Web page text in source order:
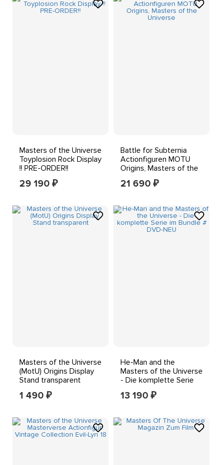
Masters of the Universe
Toyplosion Rock Display
!! PRE-ORDER!!
29 190 ₽
Battle for Subternia
Actionfiguren MOTU
Origins, Masters of the
21 690 ₽
Masters of the Universe
(MotU) Origins Display
Stand transparent
1 490 ₽
He-Man and the
Masters of the Universe
- Die komplette Serie
im Bundle # DVD-NEU
13 190 ₽